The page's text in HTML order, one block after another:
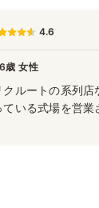
4.6
歳 女性
クルートの系列
ている式場を営業